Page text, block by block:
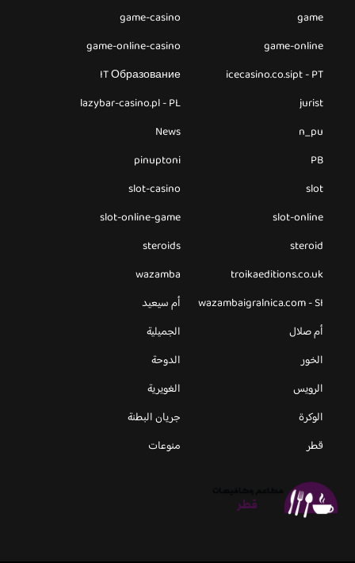
game
game-casino
game-online
game-online-casino
icecasino.co.sipt - PT
IT Образование
jurist
lazybar-casino.pl - PL
n_pu
News
PB
pinuptoni
slot
slot-casino
slot-online
slot-online-game
steroid
steroids
troikaeditions.co.uk
wazamba
wazambaigralnica.com - SI
أم سيعيد
أم صلال
الجميلية
الخور
الدوحة
الرويس
الغويرية
الوكرة
جريان البطنة
قطر
منوعات